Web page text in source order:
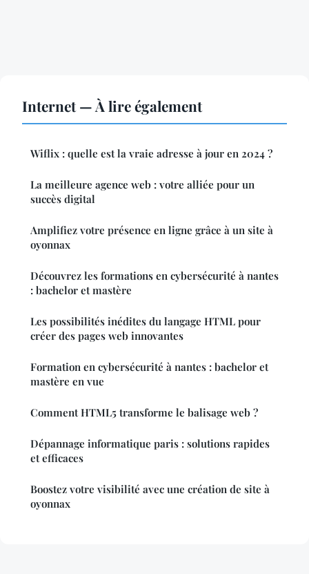
Internet — À lire également
Wiflix : quelle est la vraie adresse à jour en 2024 ?
La meilleure agence web : votre alliée pour un
succès digital
Amplifiez votre présence en ligne grâce à un site à
oyonnax
Découvrez les formations en cybersécurité à nantes
: bachelor et mastère
Les possibilités inédites du langage HTML pour
créer des pages web innovantes
Formation en cybersécurité à nantes : bachelor et
mastère en vue
Comment HTML5 transforme le balisage web ?
Dépannage informatique paris : solutions rapides
et efficaces
Boostez votre visibilité avec une création de site à
oyonnax